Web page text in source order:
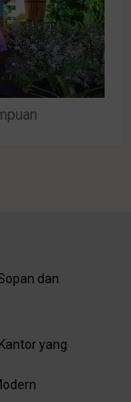
dan
yang